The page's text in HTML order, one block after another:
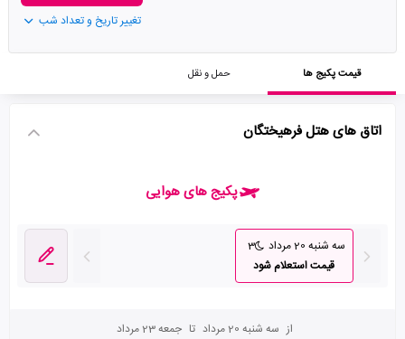
تغییر تاریخ و تعداد شب
قیمت پکیج ها حمل و نقل
اتاق های هتل فرهیختگان
پکیج های هوایی
سه شنبه 20 مرداد
3
قیمت استعلام شود
از سه شنبه 20 مرداد تا جمعه 23 مرداد